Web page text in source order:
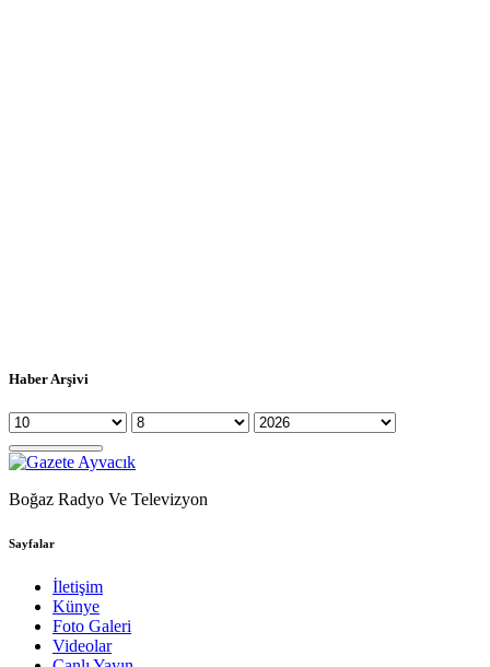
Haber Arşivi
Boğaz Radyo Ve Televizyon
Sayfalar
İletişim
Künye
Foto Galeri
Videolar